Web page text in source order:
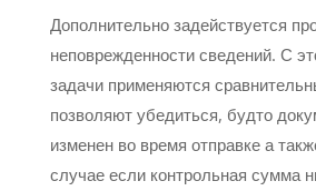
Дополнительно задействуется
неповрежденности сведений. С
задачи применяются
позволяют убедиться, будто
изменен во время отправке а
случае если контрольная сумма